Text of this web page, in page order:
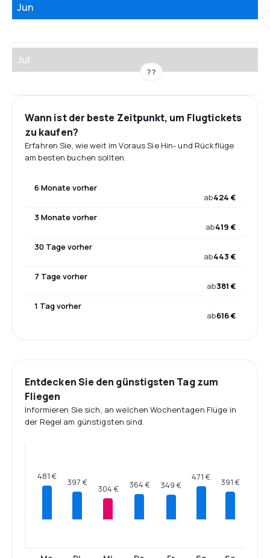
Jun
Jul
??
Wann ist der beste Zeitpunkt, um Flugtickets
zu kaufen?
Erfahren Sie, wie weit im Voraus Sie Hin- und Rückflüge
am besten buchen sollten.
6 Monate vorher
ab424 €
3 Monate vorher
ab419 €
30 Tage vorher
ab443 €
7 Tage vorher
ab381 €
1 Tag vorher
ab616 €
Entdecken Sie den günstigsten Tag zum
Fliegen
Informieren Sie sich, an welchen Wochentagen Flüge in
der Regel am günstigsten sind.
481 €
397 €
304 € 364 € 349 €
471 €
391 €